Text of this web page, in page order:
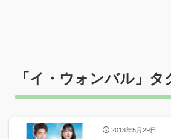
「イ・ウォンバル 」
2013年5月29日